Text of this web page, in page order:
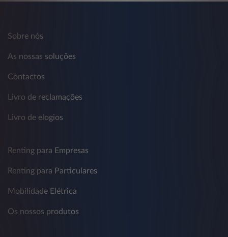
Sobre nós
As nossas soluções
Contactos
Livro de reclamações
Livro de elogios
Renting para Empresas
Renting para Particulares
Mobilidade Elétrica
Os nossos produtos